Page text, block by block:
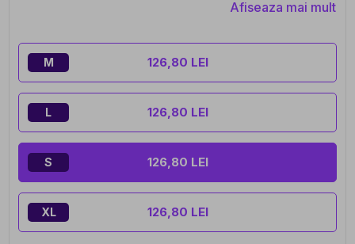
tine o parte din tradiție oriunde mergi.Afiseaza mai mult
M 126,80 LEI
L 126,80 LEI
S 126,80 LEI
XL 126,80 LEI